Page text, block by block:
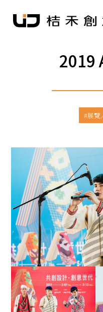
2019
展覽